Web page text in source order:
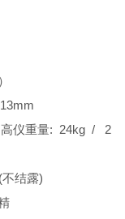
高仪重量: 24kg / 2
结露)